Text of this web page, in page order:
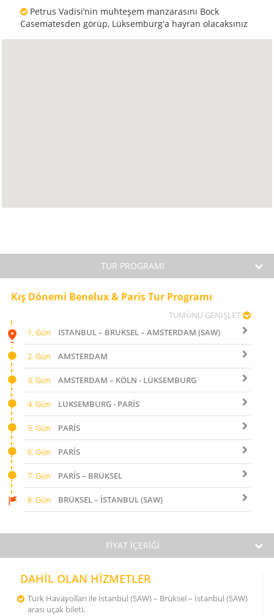
Petrus Vadisi’nin muhteşem manzarasını Bock
Casematesden görüp, Lüksemburg'a hayran olacaksınız
TUR PROGRAMI
Kış Dönemi Benelux & Paris Tur Programı
TÜMÜNÜ GENİŞLET
1. Gün
ISTANBUL – BRUKSEL – AMSTERDAM (SAW)
2. Gün AMSTERDAM
3. Gün AMSTERDAM – KÖLN - LÜKSEMBURG
4. Gün LUKSEMBURG - PARİS
5. Gün PARİS
6. Gün PARİS
7. Gün PARİS – BRÜKSEL
8. Gün BRÜKSEL – İSTANBUL (SAW)
FİYAT İÇERİĞİ
DAHİL OLAN HİZMETLER
Türk Havayolları ile İstanbul (SAW) – Brüksel – İstanbul (SAW)
arası uçak bileti,